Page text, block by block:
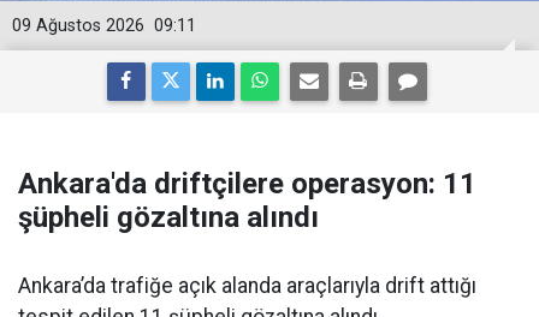
09:11
09 Ağustos 2026
Ankara'da driftçilere operasyon: 11
şüpheli gözaltına alındı
Ankara’da trafiğe açık alanda araçlarıyla drift attığı